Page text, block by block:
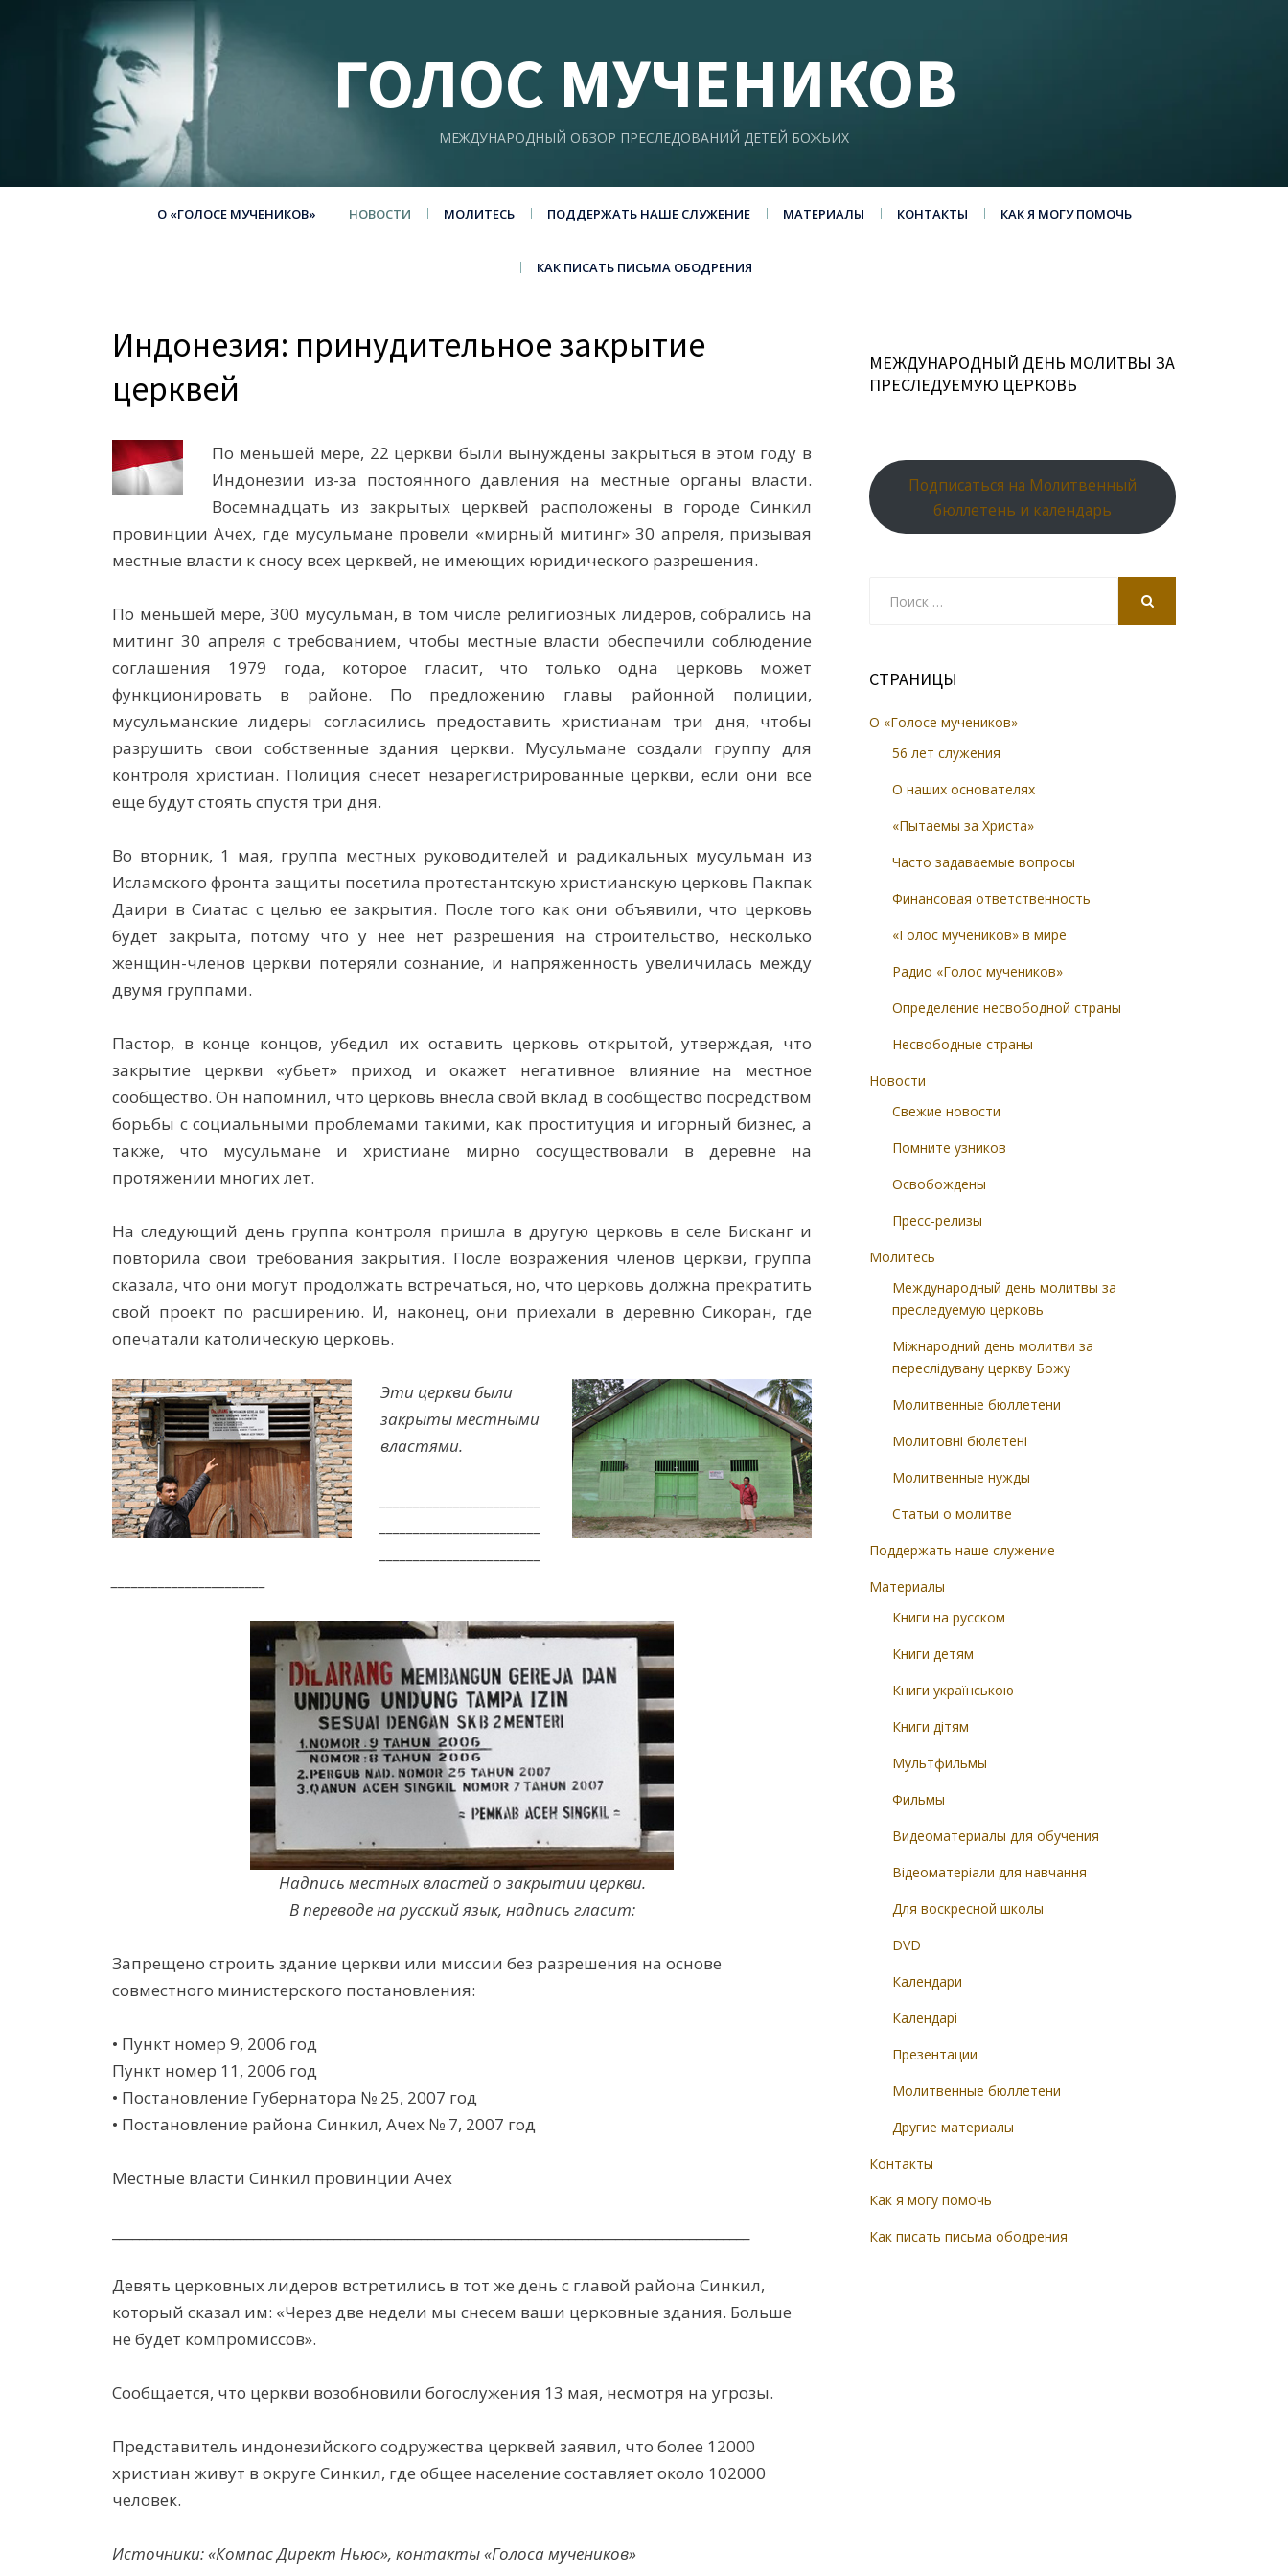
ГОЛОС МУЧЕНИКОВ
МЕЖДУНАРОДНЫЙ ОБЗОР ПРЕСЛЕДОВАНИЙ ДЕТЕЙ БОЖЬИХ
О «ГОЛОСЕ МУЧЕНИКОВ» НОВОСТИ МОЛИТЕСЬ ПОДДЕРЖАТЬ НАШЕ СЛУЖЕНИЕ МАТЕРИАЛЫ КОНТАКТЫ КАК Я МОГУ ПОМОЧЬ
КАК ПИСАТЬ ПИСЬМА ОБОДРЕНИЯ
Индонезия: принудительное закрытие
церквей
По меньшей мере, 22 церкви были вынуждены закрыться в этом году в
Индонезии из-за постоянного давления на местные органы власти.
Восемнадцать из закрытых церквей расположены в городе Синкил
провинции Ачех, где мусульмане провели «мирный митинг» 30 апреля, призывая
местные власти к сносу всех церквей, не имеющих юридического разрешения.
По меньшей мере, 300 мусульман, в том числе религиозных лидеров, собрались на
митинг 30 апреля с требованием, чтобы местные власти обеспечили соблюдение
соглашения 1979 года, которое гласит, что только одна церковь может
функционировать в районе. По предложению главы районной полиции,
мусульманские лидеры согласились предоставить христианам три дня, чтобы
разрушить свои собственные здания церкви. Мусульмане создали группу для
контроля христиан. Полиция снесет незарегистрированные церкви, если они все
еще будут стоять спустя три дня.
Во вторник, 1 мая, группа местных руководителей и радикальных мусульман из
Исламского фронта защиты посетила протестантскую христианскую церковь Пакпак
Даири в Сиатас с целью ее закрытия. После того как они объявили, что церковь
будет закрыта, потому что у нее нет разрешения на строительство, несколько
женщин-членов церкви потеряли сознание, и напряженность увеличилась между
двумя группами.
Пастор, в конце концов, убедил их оставить церковь открытой, утверждая, что
закрытие церкви «убьет» приход и окажет негативное влияние на местное
сообщество. Он напомнил, что церковь внесла свой вклад в сообщество посредством
борьбы с социальными проблемами такими, как проституция и игорный бизнес, а
также, что мусульмане и христиане мирно сосуществовали в деревне на
протяжении многих лет.
На следующий день группа контроля пришла в другую церковь в селе Бисканг и
повторила свои требования закрытия. После возражения членов церкви, группа
сказала, что они могут продолжать встречаться, но, что церковь должна прекратить
свой проект по расширению. И, наконец, они приехали в деревню Сикоран, где
опечатали католическую церковь.
Эти церкви были
закрыты местными
властями.
Надпись местных властей о закрытии церкви.
В переводе на русский язык, надпись гласит:
Запрещено строить здание церкви или миссии без разрешения на основе
совместного министерского постановления:
• Пункт номер 9, 2006 год
Пункт номер 11, 2006 год
• Постановление Губернатора № 25, 2007 год
• Постановление района Синкил, Ачех № 7, 2007 год
Местные власти Синкил провинции Ачех
Девять церковных лидеров встретились в тот же день с главой района Синкил,
который сказал им: «Через две недели мы снесем ваши церковные здания. Больше
не будет компромиссов».
Сообщается, что церкви возобновили богослужения 13 мая, несмотря на угрозы.
Представитель индонезийского содружества церквей заявил, что более 12000
христиан живут в округе Синкил, где общее население составляет около 102000
человек.
Источники: «Компас Директ Ньюс», контакты «Голоса мучеников»
МЕЖДУНАРОДНЫЙ ДЕНЬ МОЛИТВЫ ЗА
ПРЕСЛЕДУЕМУЮ ЦЕРКОВЬ
Подписаться на Молитвенный
бюллетень и календарь
СТРАНИЦЫ
О «Голосе мучеников»
56 лет служения
О наших основателях
«Пытаемы за Христа»
Часто задаваемые вопросы
Финансовая ответственность
«Голос мучеников» в мире
Радио «Голос мучеников»
Определение несвободной страны
Несвободные страны
Новости
Свежие новости
Помните узников
Освобождены
Пресс-релизы
Молитесь
Международный день молитвы за
преследуемую церковь
Міжнародний день молитви за
переслідувану церкву Божу
Молитвенные бюллетени
Молитовні бюлетені
Молитвенные нужды
Статьи о молитве
Поддержать наше служение
Материалы
Книги на русском
Книги детям
Книги українською
Книги дітям
Мультфильмы
Фильмы
Видеоматериалы для обучения
Відеоматеріали для навчання
Для воскресной школы
DVD
Календари
Календарі
Презентации
Молитвенные бюллетени
Другие материалы
Контакты
Как я могу помочь
Как писать письма ободрения